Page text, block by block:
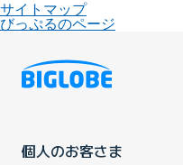
サイトマップ
びっぷるのページ
個人のお客さま